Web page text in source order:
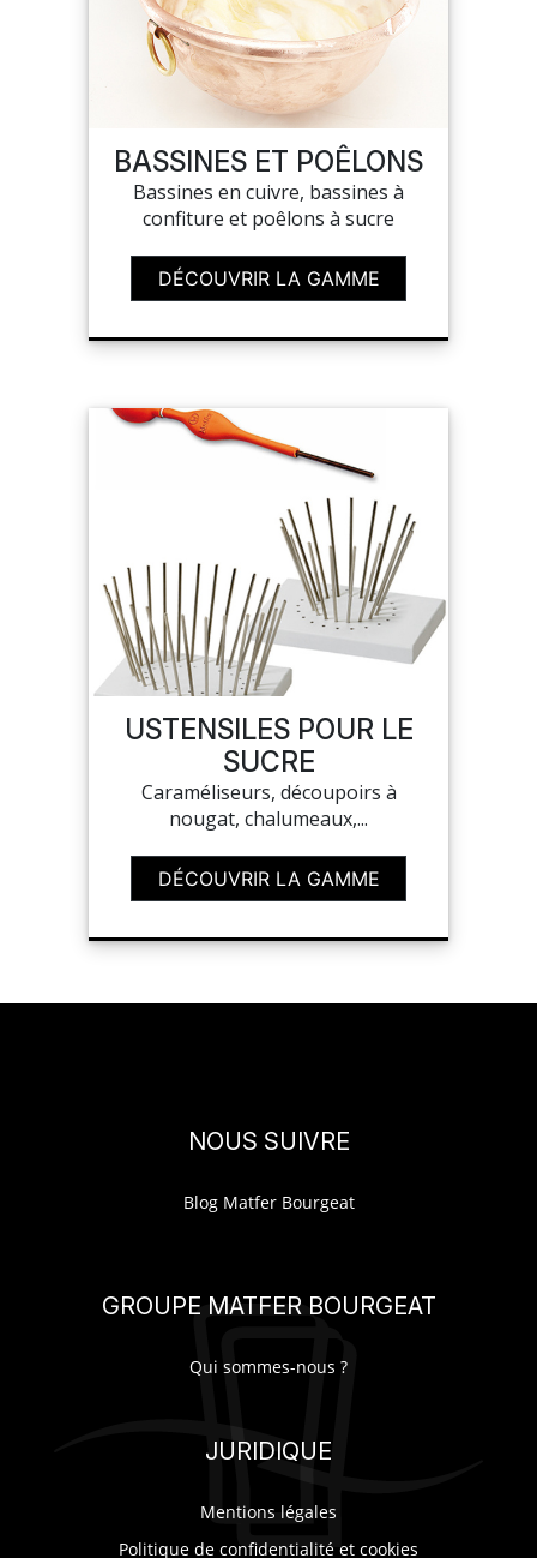
BASSINES ET POÊLONS
Bassines en cuivre, bassines à
confiture et poêlons à sucre
DÉCOUVRIR LA GAMME
USTENSILES POUR LE
SUCRE
Caraméliseurs, découpoirs à
nougat, chalumeaux,...
DÉCOUVRIR LA GAMME
NOUS SUIVRE
Blog Matfer Bourgeat
GROUPE MATFER BOURGEAT
Qui sommes-nous ?
JURIDIQUE
Mentions légales
Politique de confidentialité et cookies